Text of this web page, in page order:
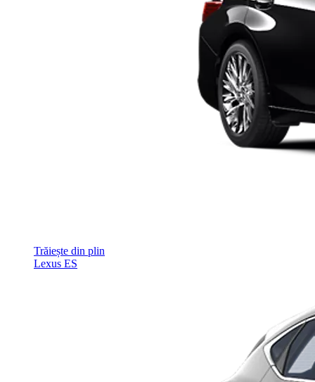
Trăiește din plin
Lexus ES